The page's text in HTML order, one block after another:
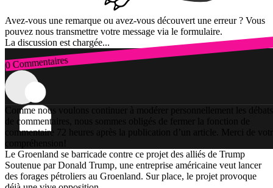
Avez-vous une remarque ou avez-vous découvert une erreur ? Vous
pouvez nous transmettre votre message via le formulaire.
La discussion est chargée...
0 Commentaires
Connexion
Comme nous voulons continuer à modérer personnellement les débats
de commentaires, nous sommes obligés de fermer la fonction de
commentaire 72 heures après la publication d’un article. Merci de
compréhension!
Le Groenland se barricade contre ce projet des alliés de Trump
Soutenue par Donald Trump, une entreprise américaine veut lancer
des forages pétroliers au Groenland. Sur place, le projet provoque